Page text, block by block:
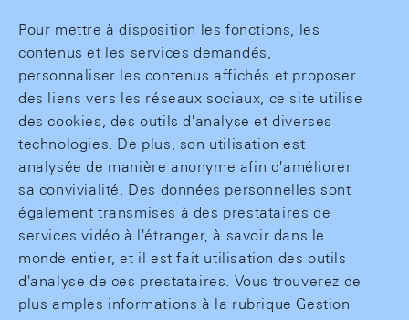
Pour mettre à disposition les fonctions, les
contenus et les services demandés,
personnaliser les contenus affichés et proposer
des liens vers les réseaux sociaux, ce site utilise
des cookies, des outils d'analyse et diverses
technologies. De plus, son utilisation est
analysée de manière anonyme afin d'améliorer
sa convivialité. Des données personnelles sont
également transmises à des prestataires de
services vidéo à l'étranger, à savoir dans le
monde entier, et il est fait utilisation des outils
d'analyse de ces prestataires. Vous trouverez de
plus amples informations à la rubrique Gestion